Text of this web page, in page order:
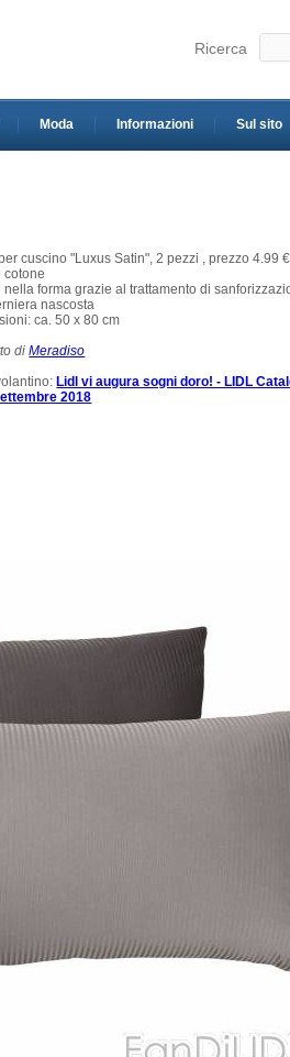
Ricerca
Moda Informazioni Sul sito
cuscino "Luxus Satin", 2 pezzi , prezzo 4.99 €
cotone
nella forma grazie al trattamento di
nascosta
ca. 50 x 80 cm
diMeradiso
Lidl vi augura sogni doro! - LIDL
2018